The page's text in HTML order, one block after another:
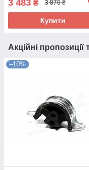
UA58
3 483 ₴ 3 870 ₴
Купити
Акційні пропозиції
–10%